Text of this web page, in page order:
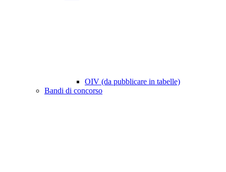
OIV (da pubblicare in tabelle)
Bandi di concorso